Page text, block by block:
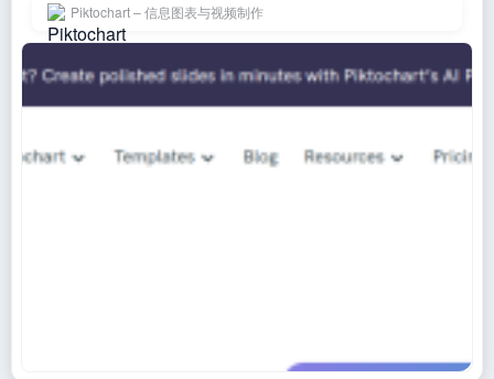
Piktochart – 信息图表与视频制作